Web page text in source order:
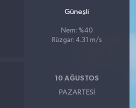
Güneşli
Nem: %40
Rüzgar: 4.31 m/s
10 AĞUSTOS
PAZARTESI